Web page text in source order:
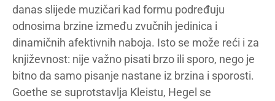
danas slijede muzičari kad formu podređuju
odnosima brzine između zvučnih jedinica i
dinamičnih afektivnih naboja. Isto se može reći i za
književnost: nije važno pisati brzo ili sporo, nego je
bitno da samo pisanje nastane iz brzina i sporosti.
Goethe se suprotstavlja Kleistu, Hegel se